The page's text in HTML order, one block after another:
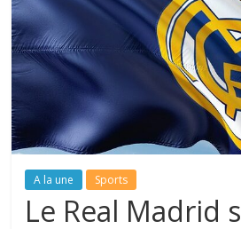
A la une Sports
Le Real Madrid